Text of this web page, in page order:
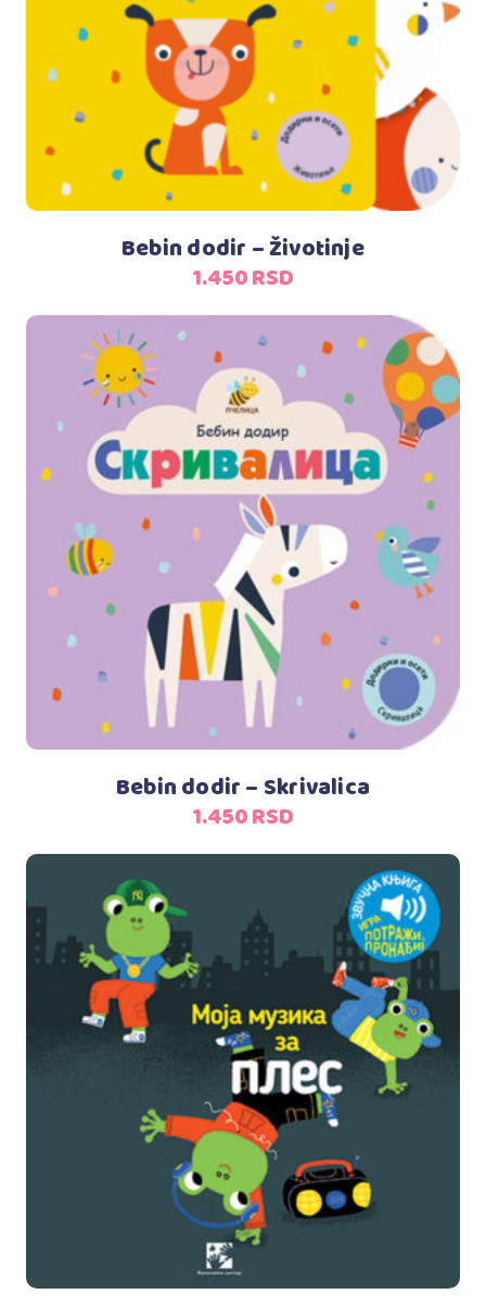
Bebin dodir – Životinje
1.450RSD
Dodaj u korpu
Bebin dodir – Skrivalica
1.450RSD
Dodaj u korpu